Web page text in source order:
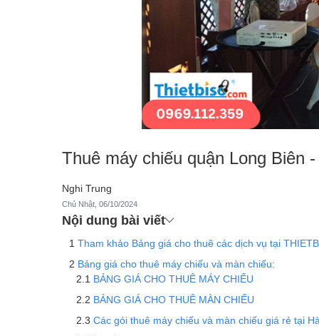
Thuê máy chiếu quận Long Biên
Nghi Trung
Chủ Nhật, 06/10/2024
Nội dung bài viết
Tham khảo Bảng giá cho thuê các dịch vụ tại
Bảng giá cho thuê máy chiếu và màn chiếu:
BẢNG GIÁ CHO THUÊ MÁY CHIẾU
BẢNG GIÁ CHO THUÊ MÀN CHIẾU
Các gói thuê máy chiếu và màn chiếu giá rẻ tại